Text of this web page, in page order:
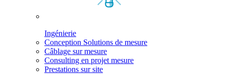
Ingénierie
Conception Solutions de mesure
Câblage sur mesure
Consulting en projet mesure
Prestations sur site